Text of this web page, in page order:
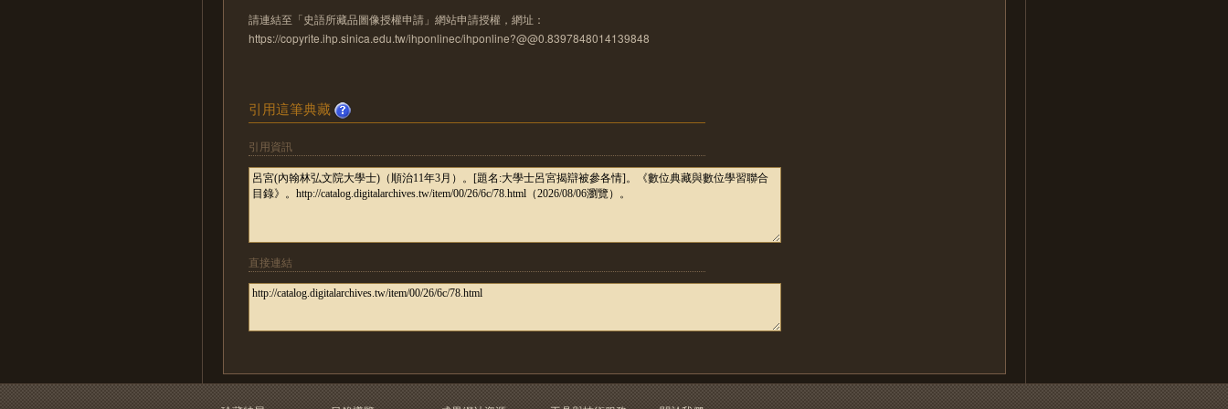
請連結至「史語所藏品圖像授權申請」網站申請授權，網址：
https://copyrite.ihp.sinica.edu.tw/ihponlinec/ihponline?@@0.8397848014139848
引用這筆典藏
引用資訊
直接連結